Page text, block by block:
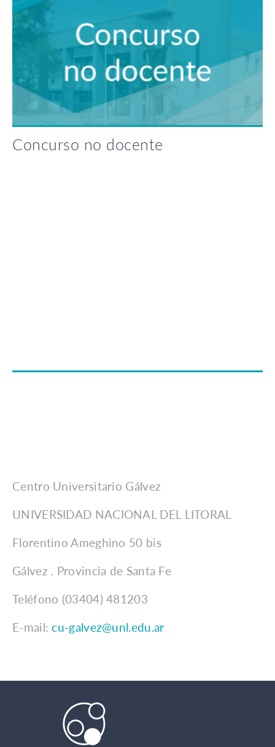
Concurso no docente
Centro Universitario Gálvez
UNIVERSIDAD NACIONAL DEL LITORAL
Florentino Ameghino 50 bis
Gálvez . Provincia de Santa Fe
Teléfono (03404) 481203
E-mail:cu-galvez@unl.edu.ar